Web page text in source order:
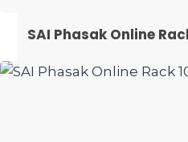
SAI Phasak Online